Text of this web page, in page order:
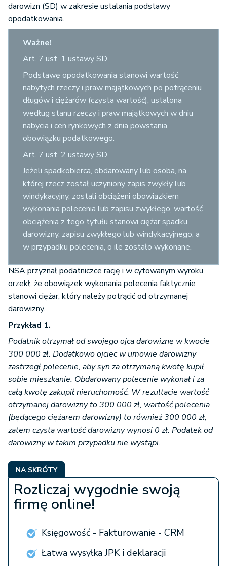
darowizn (SD) w zakresie ustalania podstawy
opodatkowania.
Ważne!
Art. 7 ust. 1 ustawy SD
Podstawę opodatkowania stanowi wartość
nabytych rzeczy i praw majątkowych po potrąceniu
długów i ciężarów (czysta wartość), ustalona
według stanu rzeczy i praw majątkowych w dniu
nabycia i cen rynkowych z dnia powstania
obowiązku podatkowego.
Art. 7 ust. 2 ustawy SD
Jeżeli spadkobierca, obdarowany lub osoba, na
której rzecz został uczyniony zapis zwykły lub
windykacyjny, zostali obciążeni obowiązkiem
wykonania polecenia lub zapisu zwykłego, wartość
obciążenia z tego tytułu stanowi ciężar spadku,
darowizny, zapisu zwykłego lub windykacyjnego, a
w przypadku polecenia, o ile zostało wykonane.
NSA przyznał podatniczce rację i w cytowanym wyroku
orzekł, że obowiązek wykonania polecenia faktycznie
stanowi ciężar, który należy potrącić od otrzymanej
darowizny.
Przykład 1.
Podatnik otrzymał od swojego ojca darowiznę w kwocie
300 000 zł. Dodatkowo ojciec w umowie darowizny
zastrzegł polecenie, aby syn za otrzymaną kwotę kupił
sobie mieszkanie. Obdarowany polecenie wykonał i za
całą kwotę zakupił nieruchomość. W rezultacie wartość
otrzymanej darowizny to 300 000 zł, wartość polecenia
(będącego ciężarem darowizny) to również 300 000 zł,
zatem czysta wartość darowizny wynosi 0 zł. Podatek od
darowizny w takim przypadku nie wystąpi.
NA SKRÓTY
Rozliczaj wygodnie swoją
firmę online!
Księgowość - Fakturowanie - CRM
Łatwa wysyłka JPK i deklaracji